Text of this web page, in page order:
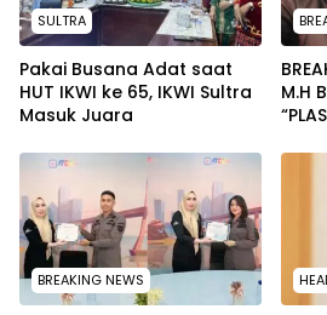
SULTRA
Pakai Busana Adat saat
HUT IKWI ke 65, IKWI Sultra
Masuk Juara
M.H
BREAKING NEWS